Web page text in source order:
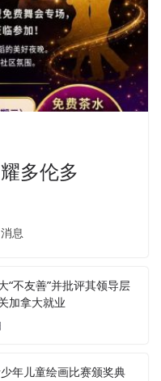
多伦多
息
“不友善”并批评其领导层
加拿大就业
年儿童绘画比赛颁奖典